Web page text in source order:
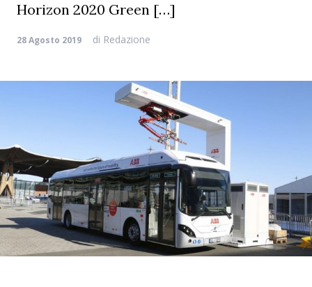
Horizon 2020 Green […]
28 Agosto 2019 di Redazione